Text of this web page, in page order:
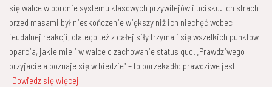
się walce w obronie systemu klasowych przywilejów i ucisku. Ich strach
przed masami był nieskończenie większy niż ich niechęć wobec
feudalnej reakcji, dlatego też z całej siły trzymali się wszelkich punktów
oparcia, jakie mieli w walce o zachowanie status quo. „Prawdziwego
przyjaciela poznaje się w biedzie” – to porzekadło prawdziwe jest
Dowiedz się więcej